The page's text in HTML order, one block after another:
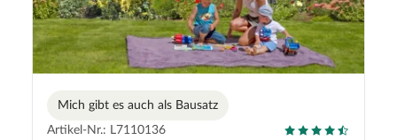
Mich gibt es auch als Bausatz
Artikel-Nr.: L7110136